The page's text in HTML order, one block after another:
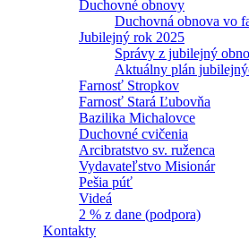
Duchovné obnovy
Duchovná obnova vo
Jubilejný rok 2025
Správy z jubilejný
Aktuálny plán
Farnosť Stropkov
Farnosť Stará Ľubovňa
Bazilika Michalovce
Duchovné cvičenia
Arcibratstvo sv. ruženca
Vydavateľstvo Misionár
Pešia púť
Videá
2 % z dane (podpora)
Kontakty